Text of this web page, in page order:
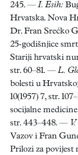
245. — I. Esih:
Hrvatska. Nova
Dr. Fran Srećko
25-godišnjice
Stariji hrvatski
str. 60–81. — L.
bolesti u
10(1957) 7, str.
socijalne
str. 443–448. —
Vazov i Fran
Prilozi za povijest